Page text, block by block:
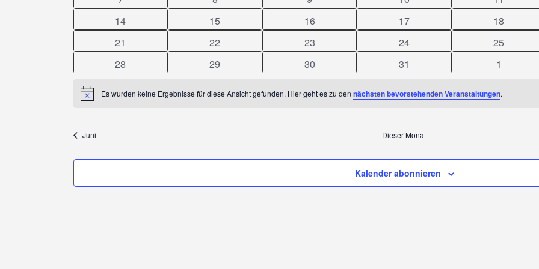
Veranstaltungen
Veranstaltungen
Veranstaltungen
Veranstaltungen
0
Veranstaltungen
14
0
Veranstaltungen
15
0
Veranstaltungen
16
0
Veranstaltungen
17
0
18
0
Veranstaltungen
21
0
Veranstaltungen
22
0
Veranstaltungen
23
0
Veranstaltungen
24
0
25
0
Veranstaltungen
28
0
Veranstaltungen
29
0
Veranstaltungen
30
0
Veranstaltungen
31
0
1
HinweisEs wurden keine Ergebnisse für diese Ansicht gefunden. Hier geht es zu den nächsten bevorstehenden Veranstaltungen.
Juni Dieser Monat
Kalender abonnieren